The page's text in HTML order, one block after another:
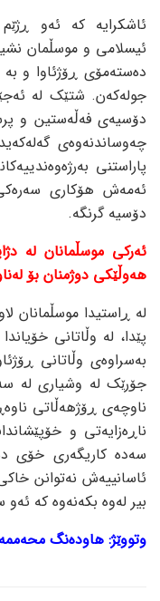
ئاشکرایە کە ئەو
ئیسلامی و موسڵمان
دەستەمۆی ڕۆژئاوا و بە
جولەکەن. شتێک لە
دۆسیەی فەڵەستین و
چەوساندنەوەی
پاراستنی
ئەمەش هۆکاری
دۆسیە گرنگە.
ئەرکی موسڵمانان لە
هەوڵێکی دوژمنان بۆ
لە ڕاستیدا موسڵمانان
پێدا، لە وڵاتانی
بەسراوەی وڵاتانی
جۆرێک لە وشیاری لە
ناوچەی ڕۆژهەڵاتی
ناڕەزایەتی و
سەدە کاریگەری خۆی
ئاسانییەش نەتوانن
بیر لەوە بکەنەوە کە
وتووێژ: هاودەنگ